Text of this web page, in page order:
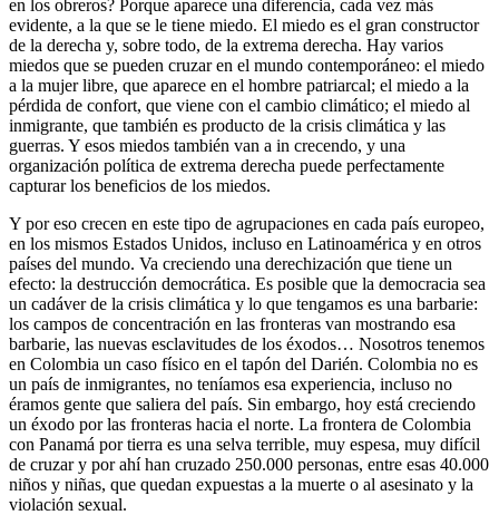
en los obreros? Porque aparece una diferencia, cada vez más
evidente, a la que se le tiene miedo. El miedo es el gran constructor
de la derecha y, sobre todo, de la extrema derecha. Hay varios
miedos que se pueden cruzar en el mundo contemporáneo: el miedo
a la mujer libre, que aparece en el hombre patriarcal; el miedo a la
pérdida de confort, que viene con el cambio climático; el miedo al
inmigrante, que también es producto de la crisis climática y las
guerras. Y esos miedos también van a in crecendo, y una
organización política de extrema derecha puede perfectamente
capturar los beneficios de los miedos.
Y por eso crecen en este tipo de agrupaciones en cada país europeo,
en los mismos Estados Unidos, incluso en Latinoamérica y en otros
países del mundo. Va creciendo una derechización que tiene un
efecto: la destrucción democrática. Es posible que la democracia sea
un cadáver de la crisis climática y lo que tengamos es una barbarie:
los campos de concentración en las fronteras van mostrando esa
barbarie, las nuevas esclavitudes de los éxodos… Nosotros tenemos
en Colombia un caso físico en el tapón del Darién. Colombia no es
un país de inmigrantes, no teníamos esa experiencia, incluso no
éramos gente que saliera del país. Sin embargo, hoy está creciendo
un éxodo por las fronteras hacia el norte. La frontera de Colombia
con Panamá por tierra es una selva terrible, muy espesa, muy difícil
de cruzar y por ahí han cruzado 250.000 personas, entre esas 40.000
niños y niñas, que quedan expuestas a la muerte o al asesinato y la
violación sexual.